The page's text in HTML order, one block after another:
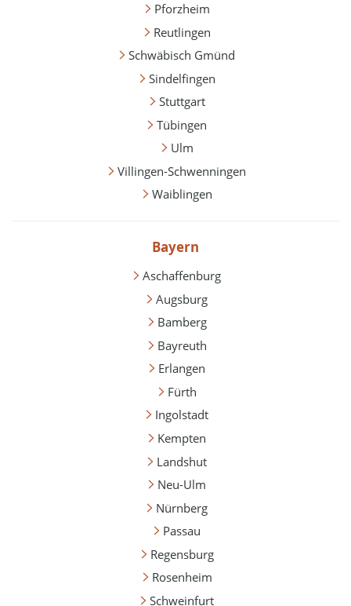
Pforzheim
Reutlingen
Schwäbisch Gmünd
Sindelfingen
Stuttgart
Tübingen
Ulm
Villingen-Schwenningen
Waiblingen
Bayern
Aschaffenburg
Augsburg
Bamberg
Bayreuth
Erlangen
Fürth
Ingolstadt
Kempten
Landshut
Neu-Ulm
Nürnberg
Passau
Regensburg
Rosenheim
Schweinfurt